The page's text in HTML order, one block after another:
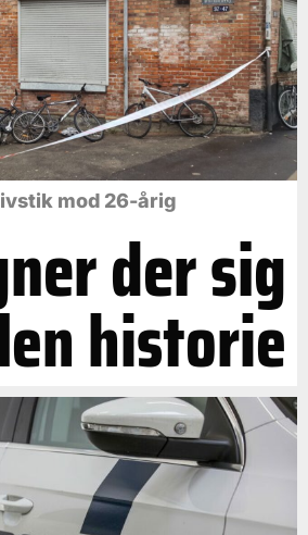
mod 26-årig
der sig
historie